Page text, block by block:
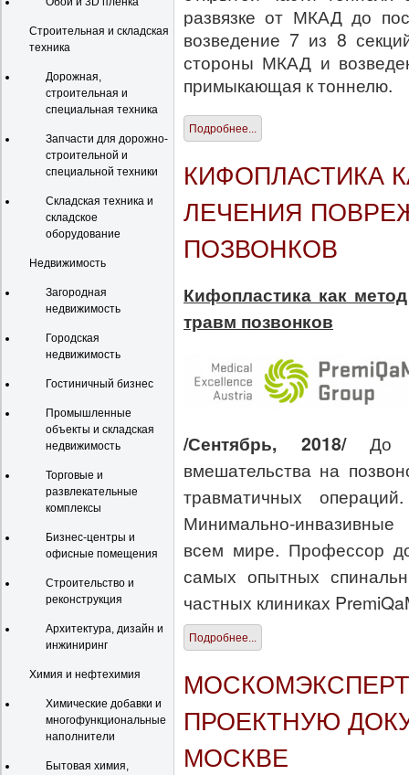
Строительная и складская
техника
Дорожная,
строительная и
специальная техника
Запчасти для дорожно-
строительной и
специальной техники
Складская техника и
складское
оборудование
Недвижимость
Загородная
недвижимость
Городская
недвижимость
Гостиничный бизнес
Промышленные
объекты и складская
недвижимость
Торговые и
развлекательные
комплексы
Бизнес-центры и
офисные помещения
Строительство и
реконструкция
Архитектура, дизайн и
инжиниринг
Химия и нефтехимия
Химические добавки и
многофункциональные
наполнители
Бытовая химия,
развязке от МКАД до
возведение 7 из 8
стороны МКАД и
примыкающая к тоннелю.
Подробнее...
КИФОПЛАСТИКА
ЛЕЧЕНИЯ
ПОЗВОНКОВ
Кифопластика как
травм позвонков
/Сентябрь, 2018/До
вмешательства на
травматичных
Минимально-
всем мире. Профессор
самых опытных
частных клиниках
Подробнее...
ПРОЕКТНУЮ
МОСКВЕ